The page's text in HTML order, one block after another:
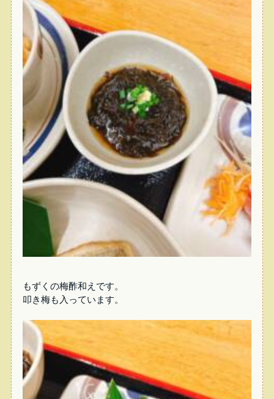
もずくの梅酢和えです。
叩き梅も入っています。